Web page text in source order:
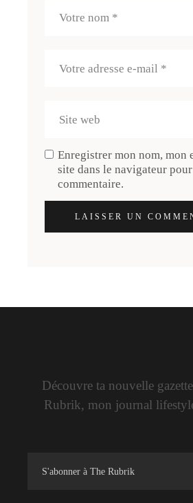
Enregistrer mon nom, mon
site dans le navigateur
commentaire.
LAISSER UN
Découvre ta nouvelle
Rubrik, mon journal